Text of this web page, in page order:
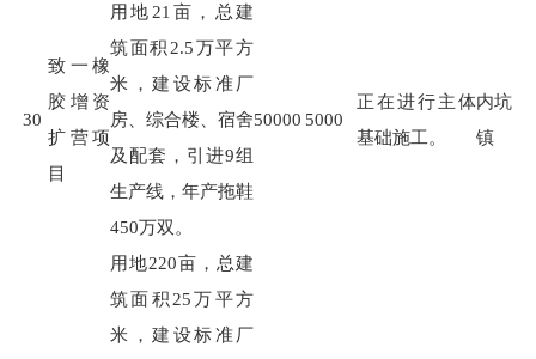
30
致一橡
胶增资
扩营项
目
用地 21 亩，总建
筑面积 2.5万平方
米，建设标准厂
房、综合楼、宿舍
及配套，引进9组
生产线，年产拖鞋
450万双。
50000 5000
正在进行主体
基础施工。
内坑
镇
用地220亩，总建
筑面积 25万平方
米，建设标准厂